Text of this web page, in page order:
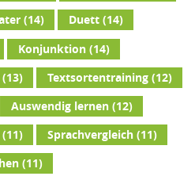
(14) Duett(14)
Konjunktion(14)
Textsortentraining(12)
Auswendig lernen(12)
Sprachvergleich(11)
(11)